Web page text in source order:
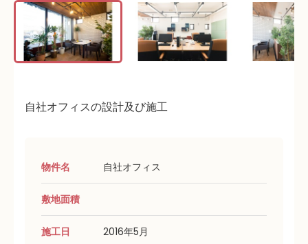
自社オフィスの設計及び施工
物件名 自社オフィス
敷地面積
施工日 2016年5月